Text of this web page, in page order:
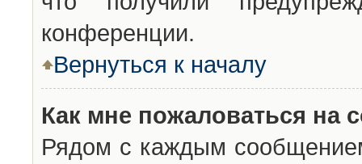
конференции.
Вернуться к началу
Как мне пожаловаться на
Рядом с каждым